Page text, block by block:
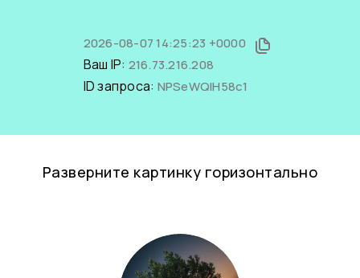
2026-08-07 14:25:23 +0000
Ваш IP: 216.73.216.208
ID запроса: NPSeWQIH58c1
Разверните картинку горизонтально